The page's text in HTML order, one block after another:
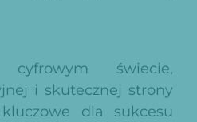
świecie,
i skutecznej strony
dla sukcesu